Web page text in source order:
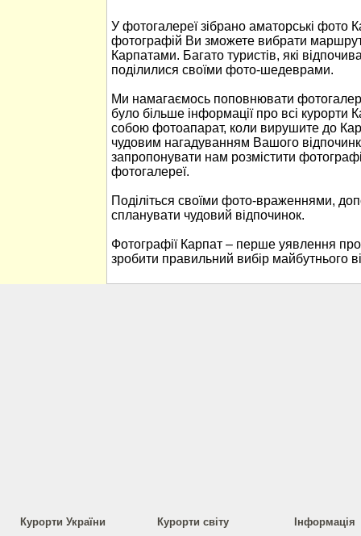
У фотогалереї зібрано аматорські фото
фотографій Ви зможете вибрати
Карпатами. Багато туристів, які
поділилися своїми фото-шедеврами.
Ми намагаємось поповнювати
було більше інформації про всі курорти
собою фотоапарат, коли вирушите до
чудовим нагадуванням Вашого
запропонувати нам розмістити
фотогалереї.
Поділіться своїми фото-враженнями,
спланувати чудовий відпочинок.
Фотографії Карпат – перше уявлення
зробити правильний вибір майбутнього
Курорти України Курорти світу Інформація